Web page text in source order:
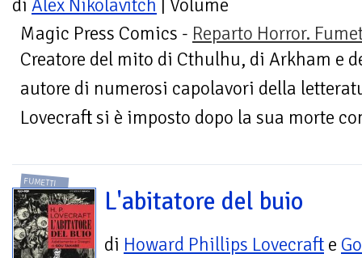
di Alex Nikolavitch | Volume
Magic Press Comics - Reparto Horror.
Creatore del mito di Cthulhu, di Arkham e
autore di numerosi capolavori della
Lovecraft si è imposto dopo la sua morte
FUMETTI
L'abitatore del buio
di Howard Phillips Lovecraft e